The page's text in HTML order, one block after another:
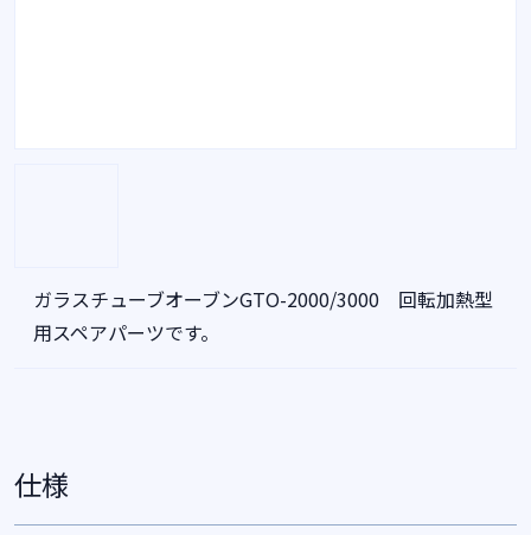
ガラスチューブオーブンGTO-2000/3000 回転加熱型
用スペアパーツです。
仕様